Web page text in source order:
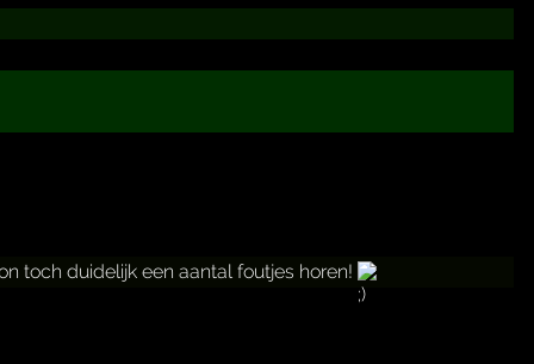
toch duidelijk een aantal foutjes horen!